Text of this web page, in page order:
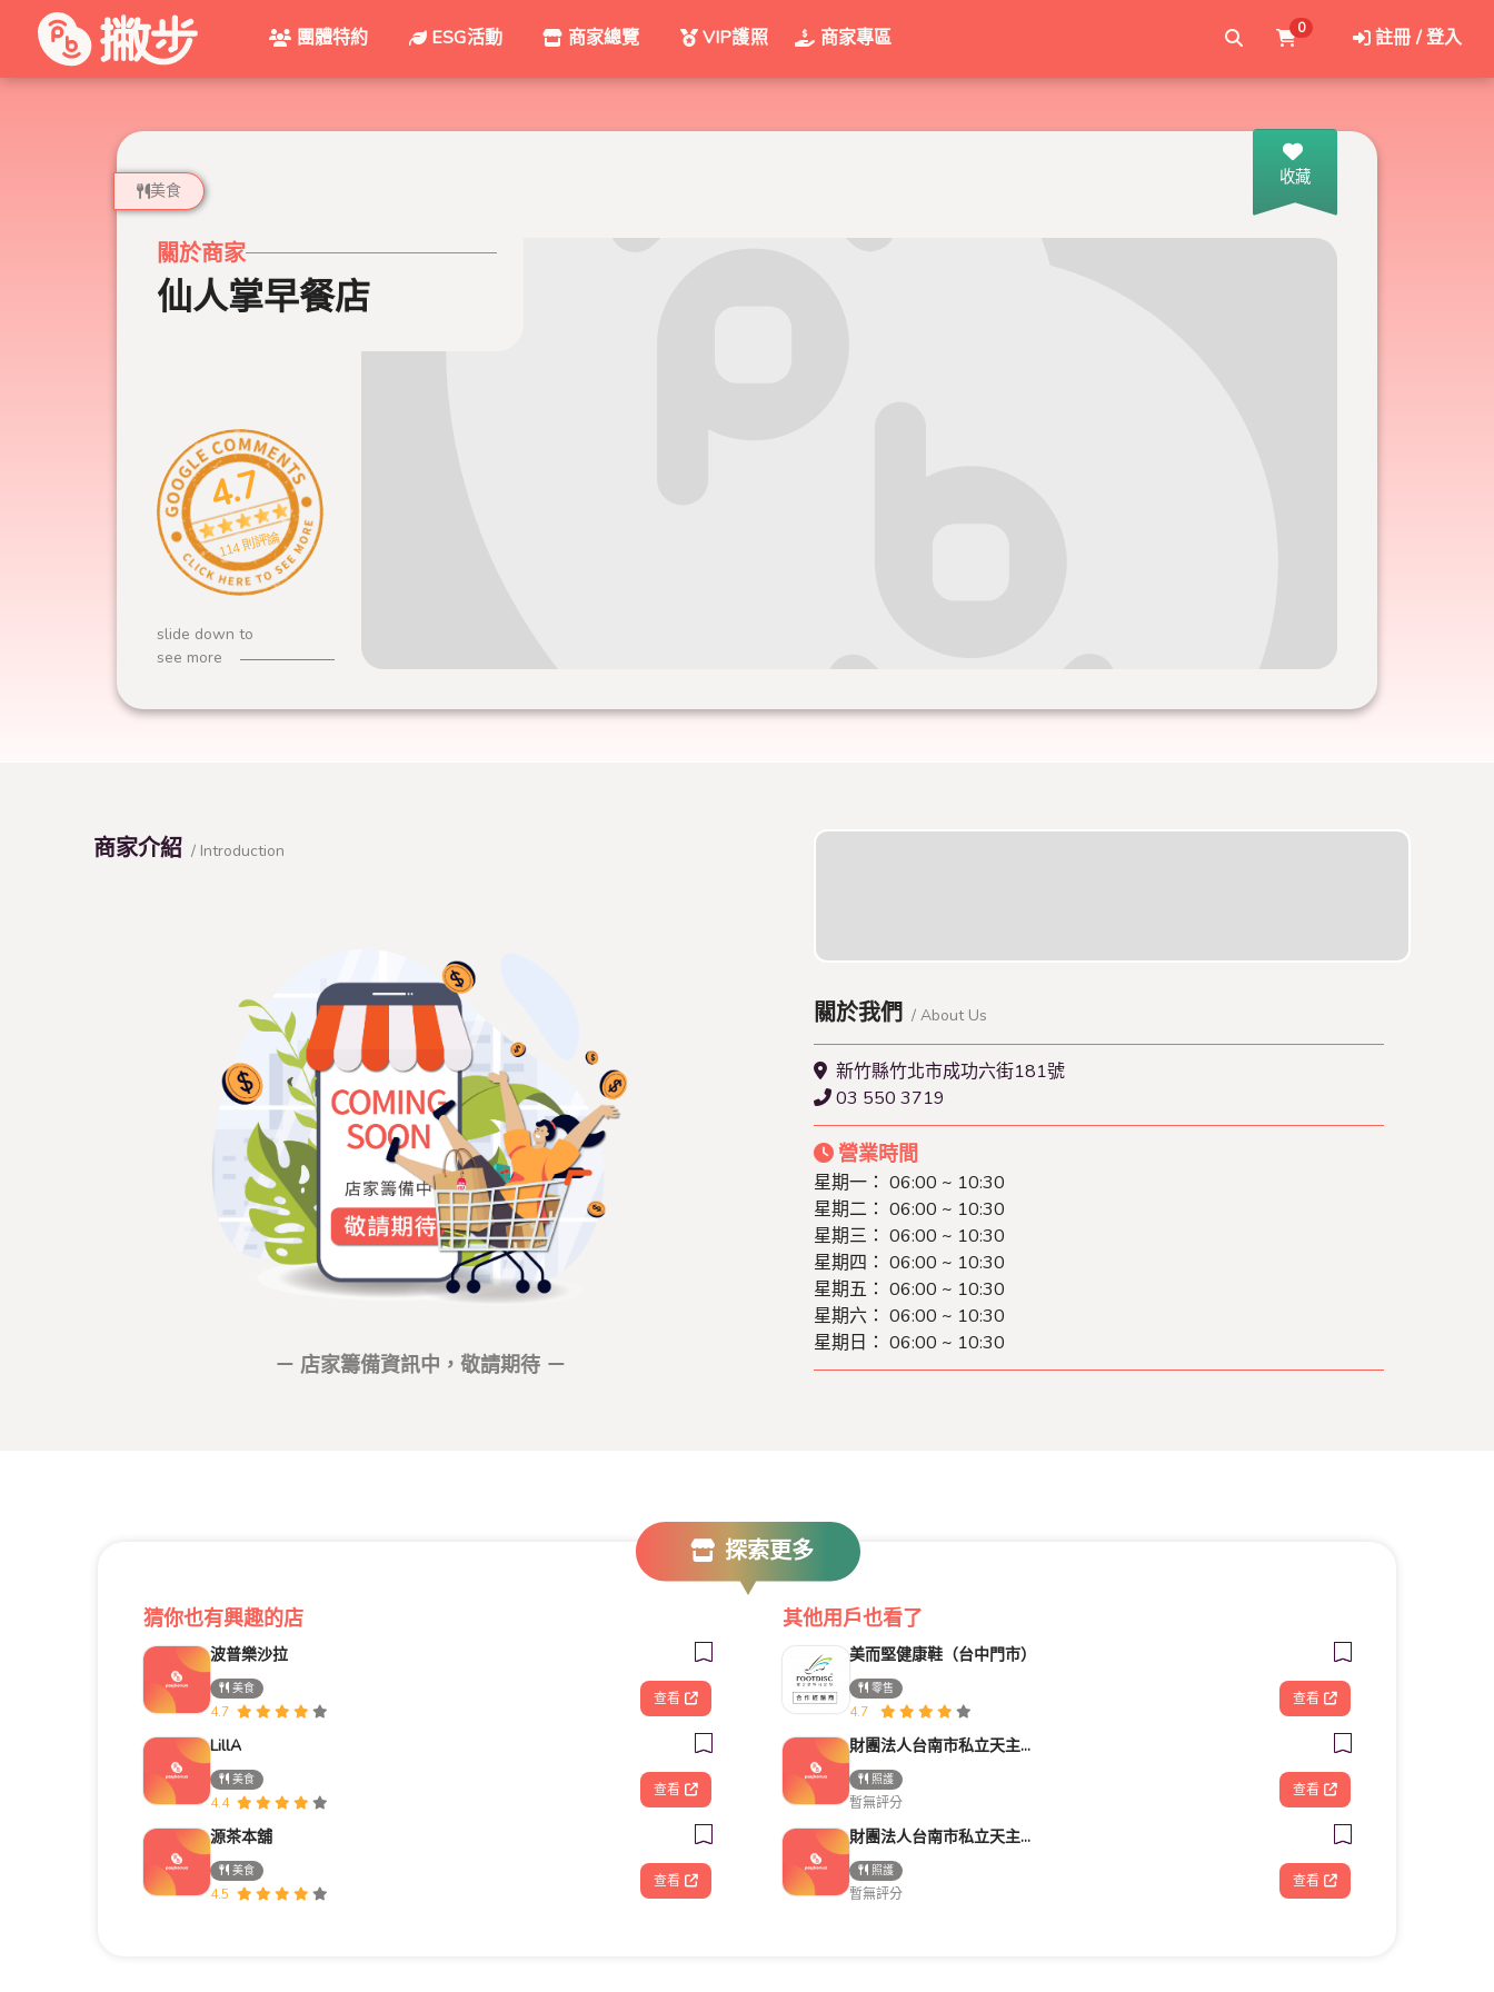
團體特約 ESG活動 商家總覽 VIP護照 商家專區 0 註冊 / 登入
收藏
美食
關於商家
仙人掌早餐店
4.7
114 則評論
slide down to
see more
商家介紹 / Introduction
－ 店家籌備資訊中，敬請期待 －
關於我們 / About Us
新竹縣竹北市成功六街181號
03 550 3719
營業時間
星期一： 06:00 ~ 10:30
星期二： 06:00 ~ 10:30
星期三： 06:00 ~ 10:30
星期四： 06:00 ~ 10:30
星期五： 06:00 ~ 10:30
星期六： 06:00 ~ 10:30
星期日： 06:00 ~ 10:30
探索更多
猜你也有興趣的店
波普樂沙拉
美食
4.7
查看
LillA
美食
4.4
查看
源茶本舖
美食
4.5
查看
其他用戶也看了
美而堅健康鞋（台中門市）
零售
4.7
查看
財團法人台南市私立天主教瑞復益智中心
照護
暫無評分
查看
財團法人台南市私立天主教瑞復益智中心
照護
暫無評分
查看